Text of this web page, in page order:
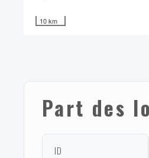
10 km
Part des
ID